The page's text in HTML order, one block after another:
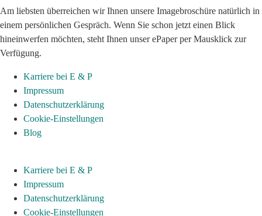
Am liebsten überreichen wir Ihnen unsere Imagebroschüre natürlich in
einem persönlichen Gespräch. Wenn Sie schon jetzt einen Blick
hineinwerfen möchten, steht Ihnen unser ePaper per Mausklick zur
Verfügung.
Karriere bei E & P
Impressum
Datenschutzerklärung
Cookie-Einstellungen
Blog
Karriere bei E & P
Impressum
Datenschutzerklärung
Cookie-Einstellungen